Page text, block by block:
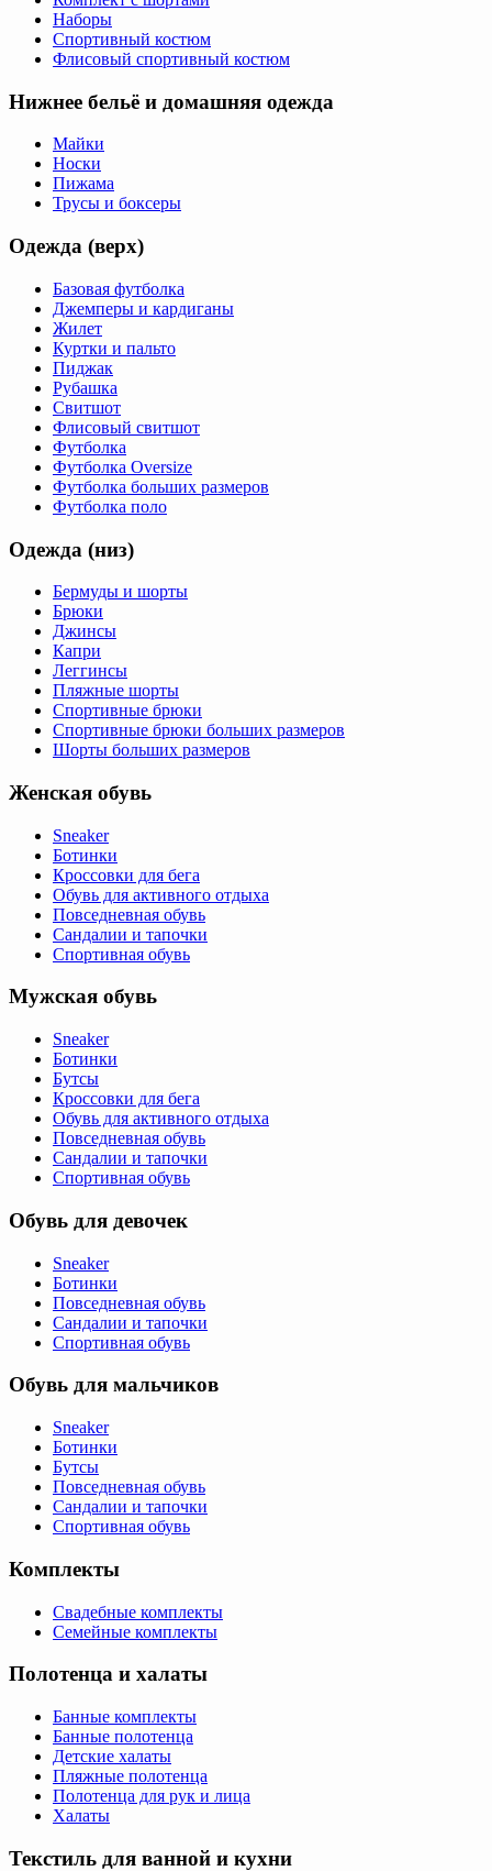
Наборы
Спортивный костюм
Флисовый спортивный костюм
Нижнее бельё и домашняя одежда
Майки
Носки
Пижама
Трусы и боксеры
Одежда (верх)
Базовая футболка
Джемперы и кардиганы
Жилет
Куртки и пальто
Пиджак
Рубашка
Свитшот
Флисовый свитшот
Футболка
Футболка Oversize
Футболка больших размеров
Футболка поло
Одежда (низ)
Бермуды и шорты
Брюки
Джинсы
Капри
Леггинсы
Пляжные шорты
Спортивные брюки
Спортивные брюки больших размеров
Шорты больших размеров
Женская обувь
Sneaker
Ботинки
Кроссовки для бега
Обувь для активного отдыха
Повседневная обувь
Сандалии и тапочки
Спортивная обувь
Мужская обувь
Sneaker
Ботинки
Бутсы
Кроссовки для бега
Обувь для активного отдыха
Повседневная обувь
Сандалии и тапочки
Спортивная обувь
Обувь для девочек
Sneaker
Ботинки
Повседневная обувь
Сандалии и тапочки
Спортивная обувь
Обувь для мальчиков
Sneaker
Ботинки
Бутсы
Повседневная обувь
Сандалии и тапочки
Спортивная обувь
Комплекты
Свадебные комплекты
Семейные комплекты
Полотенца и халаты
Банные комплекты
Банные полотенца
Детские халаты
Пляжные полотенца
Полотенца для рук и лица
Халаты
Текстиль для ванной и кухни